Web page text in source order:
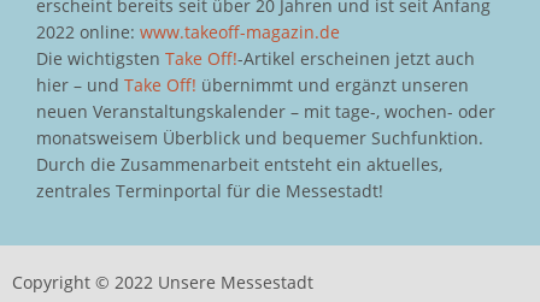
erscheint bereits seit über 20 Jahren und ist seit Anfang
2022 online: www.takeoff-magazin.de
Die wichtigsten Take Off!-Artikel erscheinen jetzt auch
hier – und Take Off! übernimmt und ergänzt unseren
neuen Veranstaltungskalender – mit tage-, wochen- oder
monatsweisem Überblick und bequemer Suchfunktion.
Durch die Zusammenarbeit entsteht ein aktuelles,
zentrales Terminportal für die Messestadt!
Copyright © 2022 Unsere Messestadt